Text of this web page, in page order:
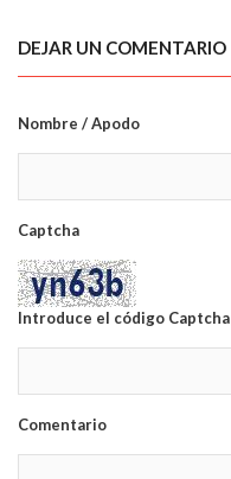
DEJAR UN COMENTARIO
Nombre / Apodo
Captcha
Introduce el código Captcha
Comentario